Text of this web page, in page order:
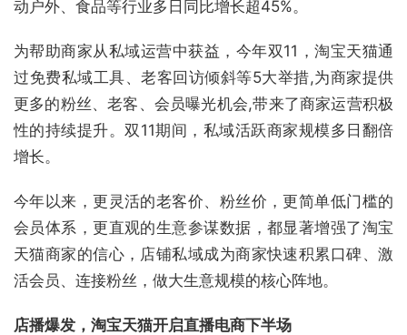
动户外、食品等行业多日同比增长超45%。
为帮助商家从私域运营中获益，今年双11，淘宝天猫通
过免费私域工具、老客回访倾斜等5大举措,为商家提供
更多的粉丝、老客、会员曝光机会,带来了商家运营积极
性的持续提升。双11期间，私域活跃商家规模多日翻倍
增长。
今年以来，更灵活的老客价、粉丝价，更简单低门槛的
会员体系，更直观的生意参谋数据，都显著增强了淘宝
天猫商家的信心，店铺私域成为商家快速积累口碑、激
活会员、连接粉丝，做大生意规模的核心阵地。
店播爆发，淘宝天猫开启直播电商下半场